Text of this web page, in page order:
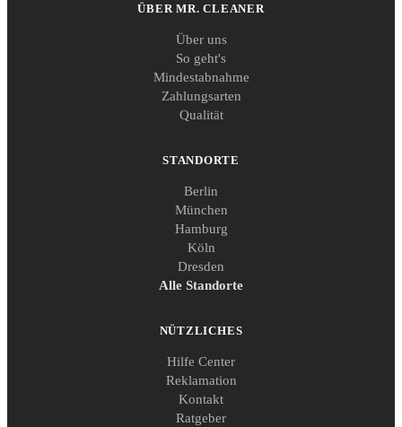
ÜBER MR. CLEANER
Über uns
So geht's
Mindestabnahme
Zahlungsarten
Qualität
STANDORTE
Berlin
München
Hamburg
Köln
Dresden
Alle Standorte
NÜTZLICHES
Hilfe Center
Reklamation
Kontakt
Ratgeber